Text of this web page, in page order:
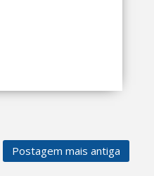
Postagem mais antiga